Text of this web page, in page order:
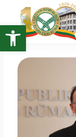
Open toolbar
turinio